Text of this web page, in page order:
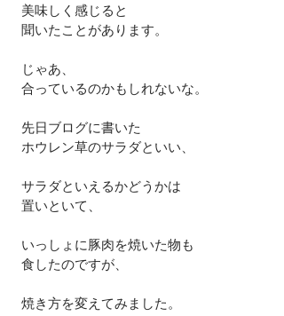
美味しく感じると
聞いたことがあります。
じゃあ、
合っているのかもしれないな。
先日ブログに書いた
ホウレン草のサラダといい、
サラダといえるかどうかは
置いといて、
いっしょに豚肉を焼いた物も
食したのですが、
焼き方を変えてみました。